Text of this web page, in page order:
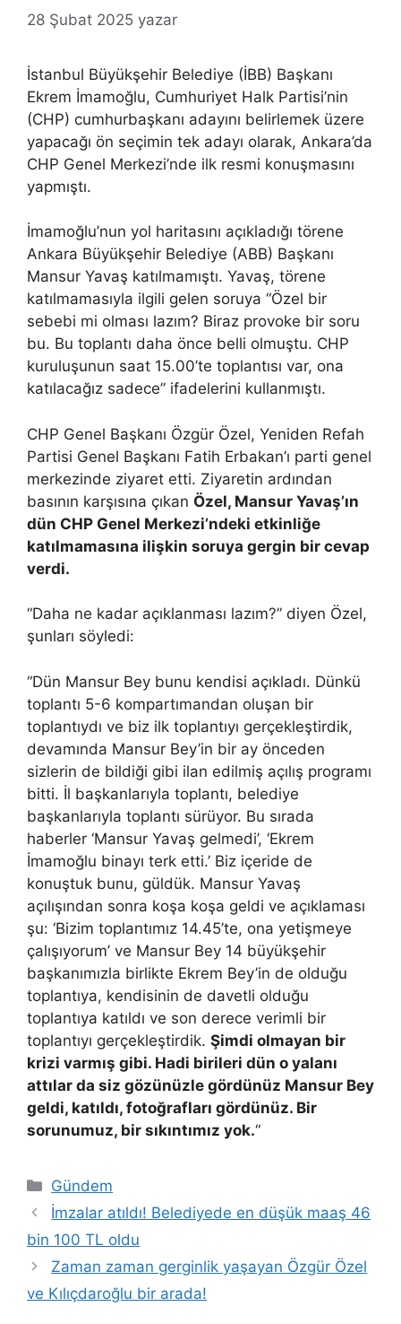
28 Şubat 2025 yazar
İstanbul Büyükşehir Belediye (İBB) Başkanı
Ekrem İmamoğlu, Cumhuriyet Halk Partisi’nin
(CHP) cumhurbaşkanı adayını belirlemek üzere
yapacağı ön seçimin tek adayı olarak, Ankara’da
CHP Genel Merkezi’nde ilk resmi konuşmasını
yapmıştı.
İmamoğlu’nun yol haritasını açıkladığı törene
Ankara Büyükşehir Belediye (ABB) Başkanı
Mansur Yavaş katılmamıştı. Yavaş, törene
katılmamasıyla ilgili gelen soruya “Özel bir
sebebi mi olması lazım? Biraz provoke bir soru
bu. Bu toplantı daha önce belli olmuştu. CHP
kuruluşunun saat 15.00’te toplantısı var, ona
katılacağız sadece” ifadelerini kullanmıştı.
CHP Genel Başkanı Özgür Özel, Yeniden Refah
Partisi Genel Başkanı Fatih Erbakan’ı parti genel
merkezinde ziyaret etti. Ziyaretin ardından
basının karşısına çıkan Özel, Mansur Yavaş’ın
dün CHP Genel Merkezi’ndeki etkinliğe
katılmamasına ilişkin soruya gergin bir cevap
verdi.
“Daha ne kadar açıklanması lazım?” diyen Özel,
şunları söyledi:
“Dün Mansur Bey bunu kendisi açıkladı. Dünkü
toplantı 5-6 kompartımandan oluşan bir
toplantıydı ve biz ilk toplantıyı gerçekleştirdik,
devamında Mansur Bey’in bir ay önceden
sizlerin de bildiği gibi ilan edilmiş açılış programı
bitti. İl başkanlarıyla toplantı, belediye
başkanlarıyla toplantı sürüyor. Bu sırada
haberler ‘Mansur Yavaş gelmedi’, ‘Ekrem
İmamoğlu binayı terk etti.’ Biz içeride de
konuştuk bunu, güldük. Mansur Yavaş
açılışından sonra koşa koşa geldi ve açıklaması
şu: ‘Bizim toplantımız 14.45’te, ona yetişmeye
çalışıyorum’ ve Mansur Bey 14 büyükşehir
başkanımızla birlikte Ekrem Bey’in de olduğu
toplantıya, kendisinin de davetli olduğu
toplantıya katıldı ve son derece verimli bir
toplantıyı gerçekleştirdik. Şimdi olmayan bir
krizi varmış gibi. Hadi birileri dün o yalanı
attılar da siz gözünüzle gördünüz Mansur Bey
geldi, katıldı, fotoğrafları gördünüz. Bir
sorunumuz, bir sıkıntımız yok.“
Kategoriler
Gündem
İmzalar atıldı! Belediyede en düşük maaş 46
bin 100 TL oldu
Zaman zaman gerginlik yaşayan Özgür Özel
ve Kılıçdaroğlu bir arada!